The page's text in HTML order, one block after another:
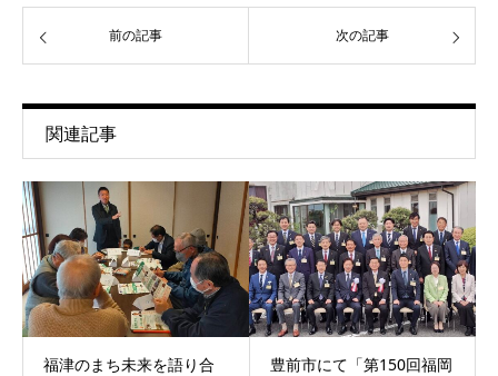
前の記事 次の記事
関連記事
福津のまち未来を語り合
豊前市にて「第150回福岡